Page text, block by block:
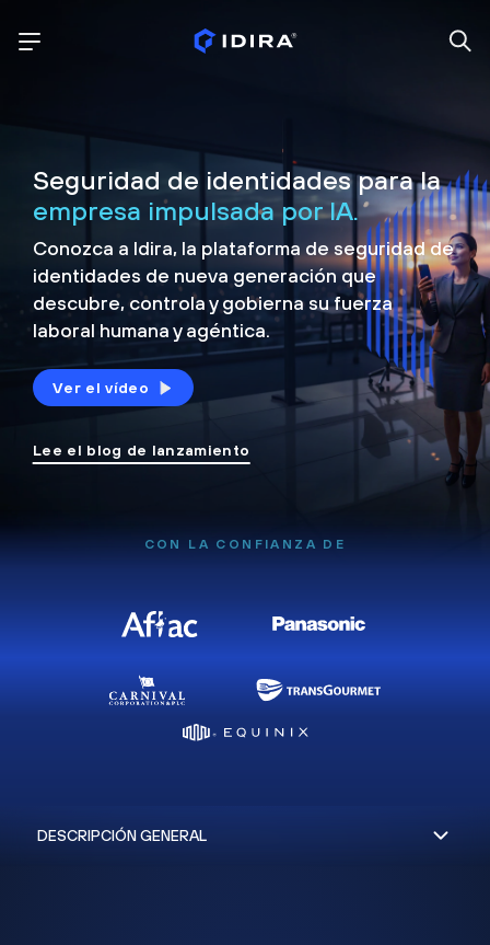
Seguridad de identidades para la
empresa impulsada por IA.
Conozca a Idira, la plataforma de seguridad de
identidades de nueva generación que
descubre, controla ygobierna su fuerza
laboral humana y agéntica.
Ver el vídeo
Lee el blog de lanzamiento
CON LA CONFIANZA DE